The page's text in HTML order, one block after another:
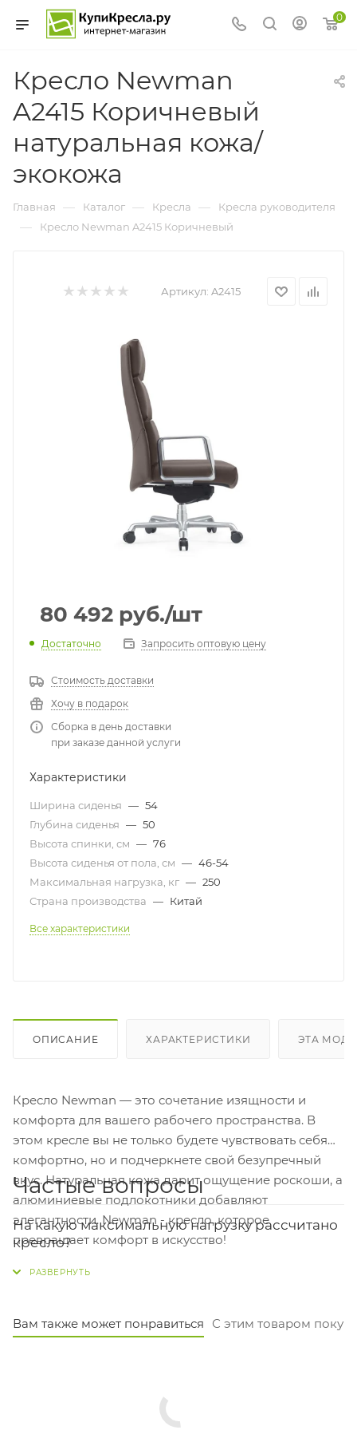
0
Кресло Newman
A2415 Коричневый
натуральная кожа/
экокожа
Главная — Каталог — Кресла — Кресла руководителя
— Кресло Newman A2415 Коричневый
Артикул: A2415
80 492 руб./шт
Достаточно Запросить оптовую цену
Стоимость доставки
Хочу в подарок
Сборка в день доставки
при заказе данной услуги
Характеристики
Ширина сиденья — 54
Глубина сиденья — 50
Высота спинки, см — 76
Высота сиденья от пола, см — 46-54
Максимальная нагрузка, кг — 250
Страна производства — Китай
Все характеристики
ОПИСАНИЕ ХАРАКТЕРИСТИКИ ЭТА
Кресло Newman — это сочетание изящности и
комфорта для вашего рабочего пространства. В
этом кресле вы не только будете чувствовать себя
комфортно, но и подчеркнете свой безупречный
вкус. Натуральная кожа дарит ощущение роскоши, а
алюминиевые подлокотники добавляют
элегантности. Newman - кресло, которое
превращает комфорт в искусство!
Частые вопросы
На какую максимальную нагрузку рассчитано
кресло?
Кресло выдерживает вес до 250 кг благодаря
весом.
Да, для длительной работы оно хорошо подходит.
Вам также может понравиться С этим товаром